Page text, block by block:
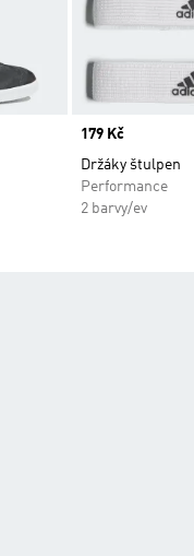
Price
179 Kč
Držáky štulpen
Performance
2 barvy/ev